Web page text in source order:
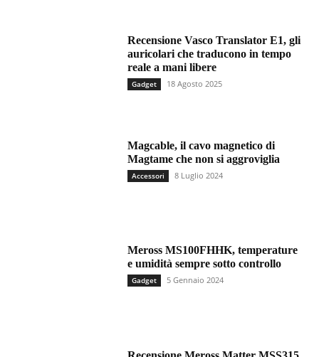
Recensione Vasco Translator E1, gli
auricolari che traducono in tempo
reale a mani libere
Gadget 18 Agosto 2025
Magcable, il cavo magnetico di
Magtame che non si aggroviglia
Accessori 8 Luglio 2024
Meross MS100FHHK, temperature
e umidità sempre sotto controllo
Gadget 5 Gennaio 2024